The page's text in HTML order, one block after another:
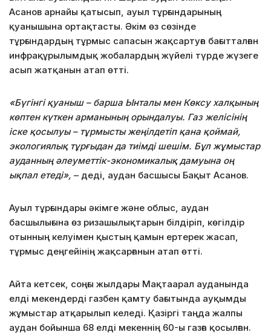
Асанов арнайы қатысып, ауыл тұрғындарының
қуанышына ортақтасты. Әкім өз сөзінде
тұрғындардың тұрмыс сапасын жақсартуға бағытталған
инфрақұрылымдық жобалардың жүйелі түрде жүзеге
асып жатқанын атап өтті.
«Бүгінгі қуаныш – барша Ынталы мен Көксу халқының
көптен күткен арманының орындалуы. Газ желісінің
іске қосылуы – тұрмысты жеңілдетіп қана қоймай,
экологиялық тұрғыдан да тиімді шешім. Бұл жұмыстар
ауданның әлеуметтік-экономикалық дамуына оң
ықпал етеді», – деді, аудан басшысы Бақыт Асанов.
Ауыл тұрғындары әкімге және облыс, аудан
басшылығына өз ризашылықтарын білдіріп, көгілдір
отынның келуімен қыстың қамын ертерек жасап,
тұрмыс деңгейінің жақсарғанын атап өтті.
Айта кетсек, соңғы жылдары Мақтаарал ауданында
елді мекендерді газбен қамту бағытында ауқымды
жұмыстар атқарылып келеді. Қазіргі таңда жалпы
аудан бойынша 68 елді мекеннің 60-ы газға қосылған.